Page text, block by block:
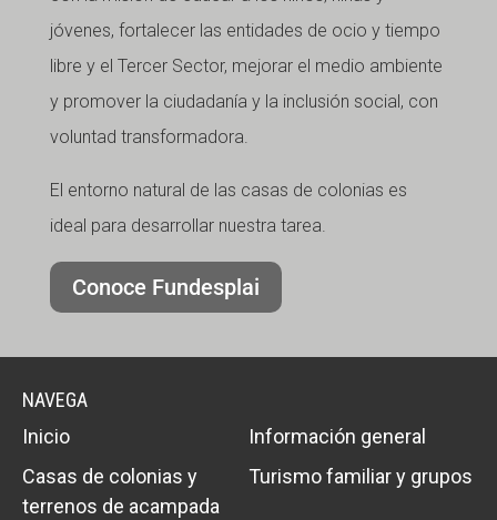
jóvenes, fortalecer las entidades de ocio y tiempo
libre y el Tercer Sector, mejorar el medio ambiente
y promover la ciudadanía y la inclusión social, con
voluntad transformadora.
El entorno natural de las casas de colonias es
ideal para desarrollar nuestra tarea.
Conoce Fundesplai
NAVEGA
Inicio
Información general
Casas de colonias y
terrenos de acampada
Turismo familiar y grupos